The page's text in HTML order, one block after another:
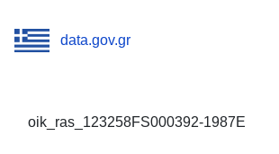
data.gov.gr
oik_ras_123258FS000392-1987E